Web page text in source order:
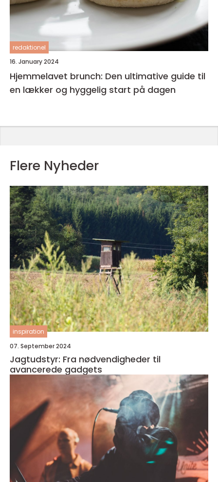
redaktionel
16. January 2024
Hjemmelavet brunch: Den ultimative guide til
en lækker og hyggelig start på dagen
Flere Nyheder
inspiration
07. September 2024
Jagtudstyr: Fra nødvendigheder til
avancerede gadgets